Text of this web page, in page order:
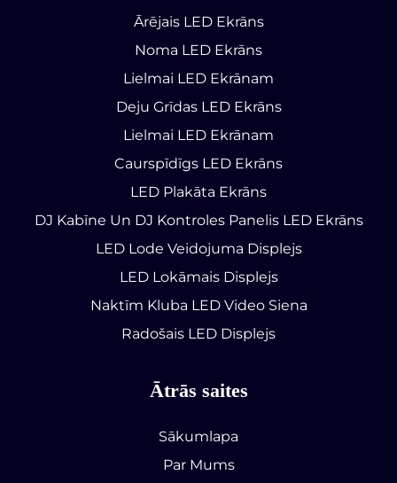
Ārējais LED Ekrāns
Noma LED Ekrāns
Lielmai LED Ekrānam
Deju Grīdas LED Ekrāns
Lielmai LED Ekrānam
Caurspīdīgs LED Ekrāns
LED Plakāta Ekrāns
DJ Kabīne Un DJ Kontroles Panelis LED Ekrāns
LED Lode Veidojuma Displejs
LED Lokāmais Displejs
Naktīm Kluba LED Video Siena
Radošais LED Displejs
Ātrās saites
Sākumlapa
Par Mums